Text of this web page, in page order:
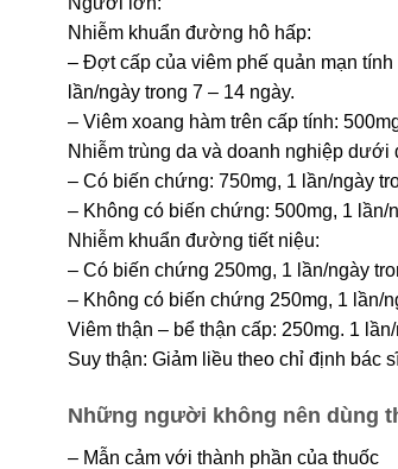
Nhiễm khuẩn đường hô hấp:
– Đợt cấp của viêm phế quản mạn
lần/ngày trong 7 – 14 ngày.
– Viêm xoang hàm trên cấp tính:
Nhiễm trùng da và doanh nghiệp dưới
– Có biến chứng: 750mg, 1 lần/ngày
– Không có biến chứng: 500mg, 1 lần/
Nhiễm khuẩn đường tiết niệu:
– Có biến chứng 250mg, 1 lần/ngày
– Không có biến chứng 250mg, 1 lần/
Viêm thận – bể thận cấp: 250mg. 1
Suy thận: Giảm liều theo chỉ định bác
Những người không nên dùng
– Mẫn cảm với thành phần của thuốc